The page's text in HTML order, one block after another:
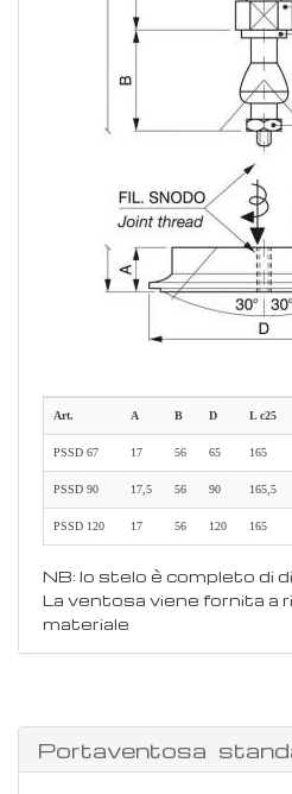
Art. A B D L c25
PSSD 67 17 56 65 165
PSSD 90 17,5 56 90 165,5
PSSD 120 17 56 120 165
NB: lo stelo è completo di
La ventosa viene fornita a
materiale
Portaventosa